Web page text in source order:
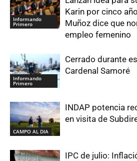
Informando
Primero
Karin por cinco
Muñoz dice que
empleo femenino
Informando
Primero
Cerrado durante
Cardenal Samoré
CAMPO AL DIA
INDAP potencia
en visita de
IPC de julio: